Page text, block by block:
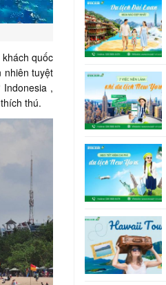
quốc
nhiên tuyệt
,
thú.